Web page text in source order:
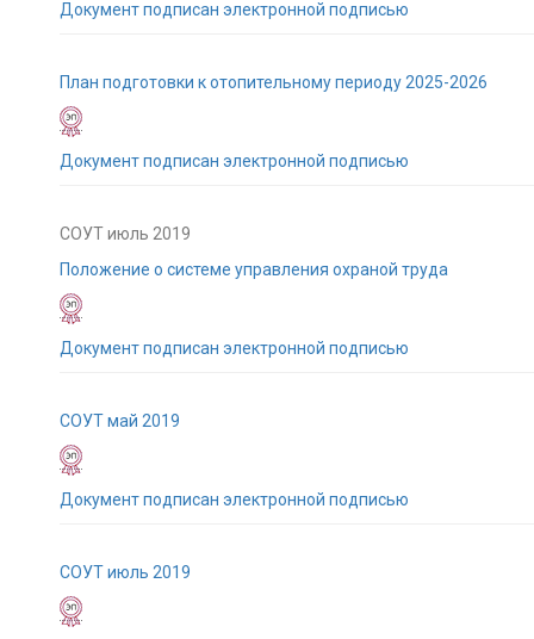
Документ подписан электронной подписью
План подготовки к отопительному периоду 2025-2026
Документ подписан электронной подписью
СОУТ июль 2019
Положение о системе управления охраной труда
Документ подписан электронной подписью
СОУТ май 2019
Документ подписан электронной подписью
СОУТ июль 2019